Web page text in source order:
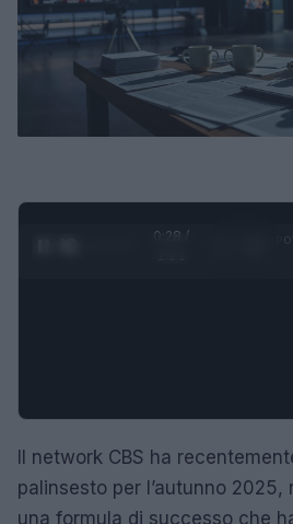
0:29 /
Il network CBS ha
palinsesto per l’autunno 2025,
una formula di successo che